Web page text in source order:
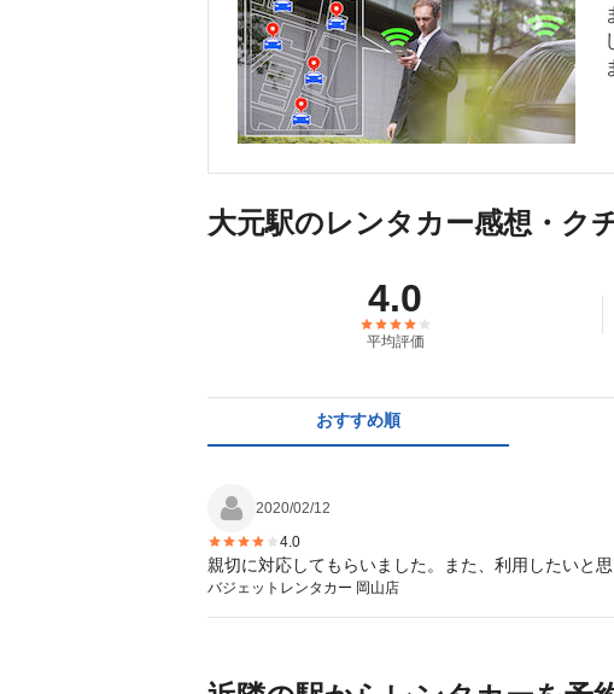
大元駅のレンタカー感想・ク
4.0
平均評価
おすすめ順
2020/02/12
4.0
親切に対応してもらいました。また、利用したいと思
バジェットレンタカー 岡山店